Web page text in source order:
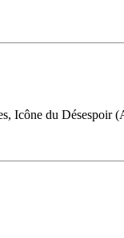
Icône du Désespoir